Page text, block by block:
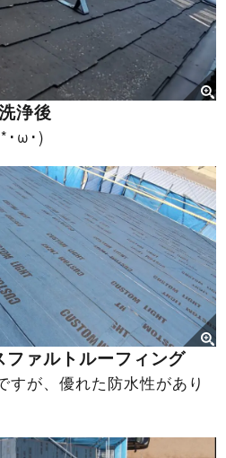
浄後
･ω･)
ァルトルーフィング
すが、優れた防水性があり